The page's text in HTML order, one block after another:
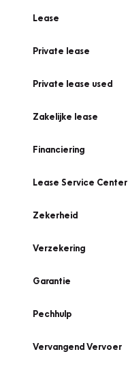
Lease
Private lease
Private lease used
Zakelijke lease
Financiering
Lease Service Center
Zekerheid
Verzekering
Garantie
Pechhulp
Vervangend Vervoer